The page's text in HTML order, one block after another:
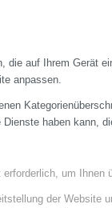
die auf Ihrem Gerät
anpassen.
haben kann,
um Ihnen
der Website